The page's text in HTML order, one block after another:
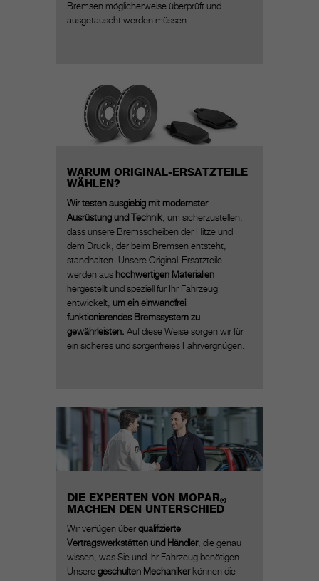
Bremsen möglicherweise überprüft und
ausgetauscht werden müssen.
WARUM ORIGINAL-ERSATZTEILE
WÄHLEN?
Wir testen ausgiebig mit modernster
Ausrüstung und Technik, um sicherzustellen,
dass unsere Bremsscheiben der Hitze und
dem Druck, der beim Bremsen entsteht,
standhalten. Unsere Original-Ersatzteile
werden aus hochwertigen Materialien
hergestellt und speziell für Ihr Fahrzeug
entwickelt, um ein einwandfrei
funktionierendes Bremssystem zu
gewährleisten. Auf diese Weise sorgen wir für
ein sicheres und sorgenfreies Fahrvergnügen.
DIE EXPERTEN VON MOPAR®
MACHEN DEN UNTERSCHIED
Wir verfügen über qualifizierte
Vertragswerkstätten und Händler, die genau
wissen, was Sie und Ihr Fahrzeug benötigen.
Unsere geschulten Mechanikerkönnen die